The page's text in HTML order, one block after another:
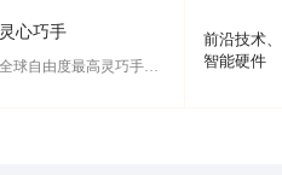
灵心巧手
全球自由度最高灵巧手，月销超千台
前沿技术、
智能硬件